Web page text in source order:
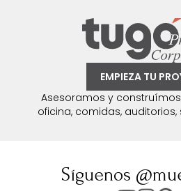
EMPIEZA TU
Asesoramos y
oficina, comidas,
Síguenos